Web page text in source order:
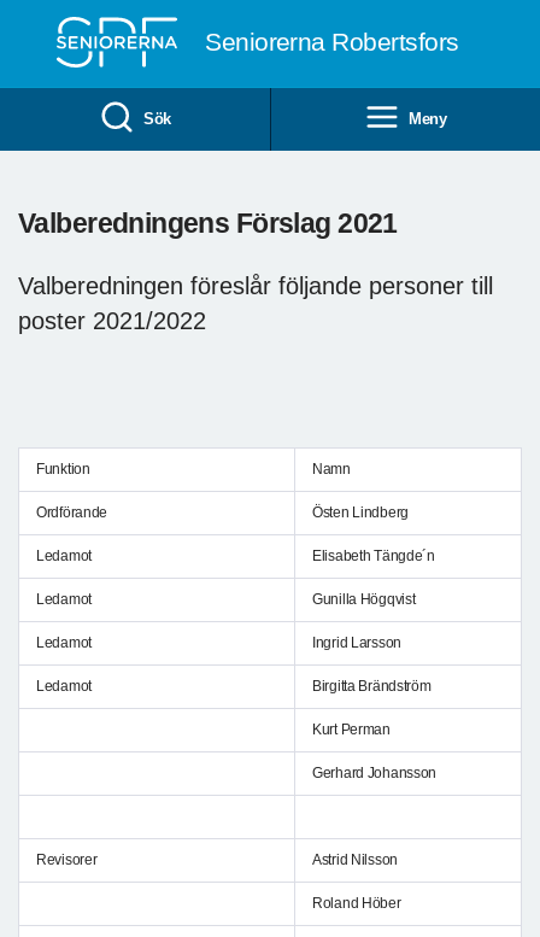
Seniorerna Robertsfors
Sök Meny
Valberedningens Förslag 2021
Valberedningen föreslår följande personer till
poster 2021/2022
Funktion Namn
Ordförande Östen Lindberg
Ledamot Elisabeth Tängde´n
Ledamot Gunilla Högqvist
Ledamot Ingrid Larsson
Ledamot Birgitta Brändström
Kurt Perman
Gerhard Johansson
Revisorer Astrid Nilsson
Roland Höber